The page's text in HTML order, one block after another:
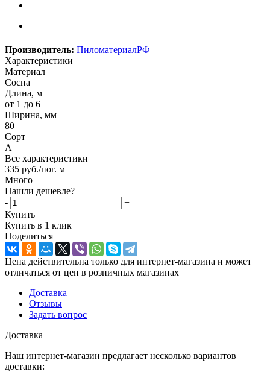
Производитель: ПиломатериалРФ
Характеристики
Материал
Сосна
Длина, м
от 1 до 6
Ширина, мм
80
Сорт
А
Все характеристики
335 руб./пог. м
Много
Нашли дешевле?
-
+
Купить
Купить в 1 клик
Поделиться
Цена действительна только для интернет-магазина и может
отличаться от цен в розничных магазинах
Доставка
Отзывы
Задать вопрос
Доставка
Наш интернет-магазин предлагает несколько вариантов
доставки: